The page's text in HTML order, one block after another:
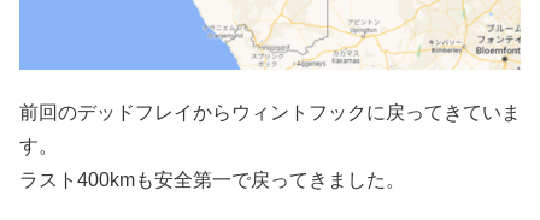
前回のデッドフレイからウィントフックに戻ってきていま
す。
ラスト400kmも安全第一で戻ってきました。